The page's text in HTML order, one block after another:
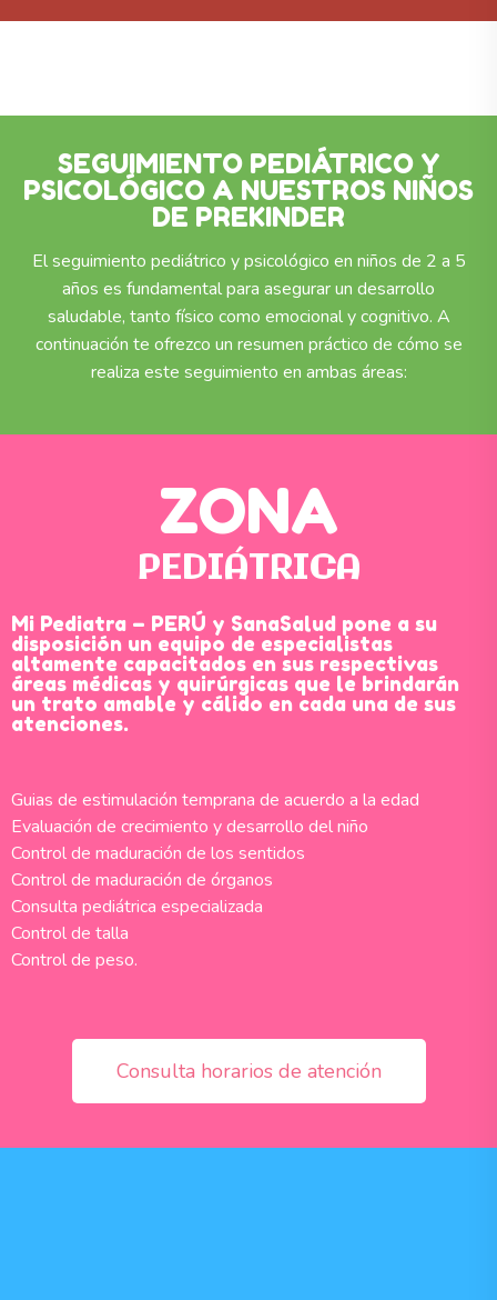
SEGUIMIENTO PEDIÁTRICO Y
PSICOLÓGICO A NUESTROS NIÑOS
DE PREKINDER
El seguimiento pediátrico y psicológico en niños de 2 a 5
años es fundamental para asegurar un desarrollo
saludable, tanto físico como emocional y cognitivo. A
continuación te ofrezco un resumen práctico de cómo se
realiza este seguimiento en ambas áreas:
ZONA
PEDIÁTRICA
Mi Pediatra – PERÚ y SanaSalud pone a su
disposición un equipo de especialistas
altamente capacitados en sus respectivas
áreas médicas y quirúrgicas que le brindarán
un trato amable y cálido en cada una de sus
atenciones.
Guias de estimulación temprana de acuerdo a la edad
Evaluación de crecimiento y desarrollo del niño
Control de maduración de los sentidos
Control de maduración de órganos
Consulta pediátrica especializada
Control de talla
Control de peso.
Consulta horarios de atención